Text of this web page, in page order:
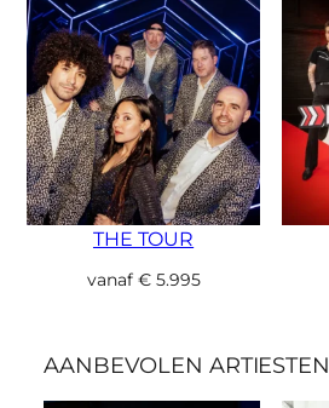
THE TOUR
vanaf €5.995
AANBEVOLEN ARTIESTEN